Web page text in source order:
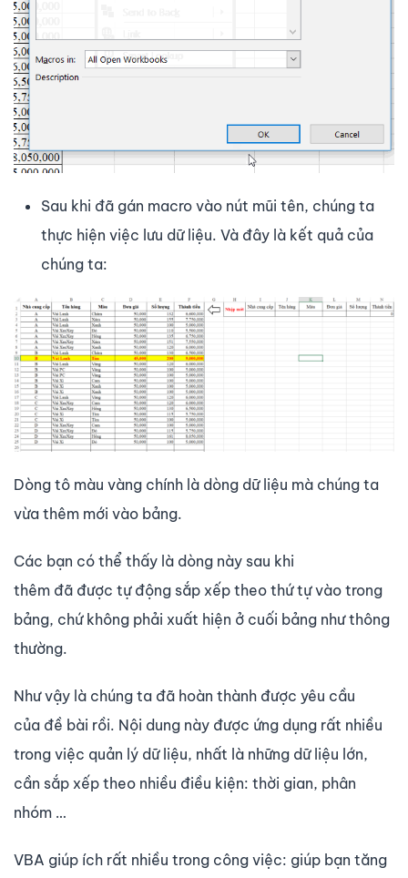
Sau khi đã gán macro vào nút mũi tên, chúng ta
thực hiện việc lưu dữ liệu. Và đây là kết quả của
chúng ta:
Dòng tô màu vàng chính là dòng dữ liệu mà chúng ta
vừa thêm mới vào bảng.
Các bạn có thể thấy là dòng này sau khi
thêm đã được tự động sắp xếp theo thứ tự vào trong
bảng, chứ không phải xuất hiện ở cuối bảng như thông
thường.
Như vậy là chúng ta đã hoàn thành được yêu cầu
của đề bài rồi. Nội dung này được ứng dụng rất nhiều
trong việc quản lý dữ liệu, nhất là những dữ liệu lớn,
cần sắp xếp theo nhiều điều kiện: thời gian, phân
nhóm …
VBA giúp ích rất nhiều trong công việc: giúp bạn tăng